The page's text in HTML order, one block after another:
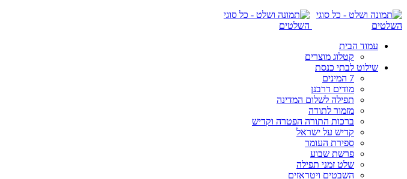
עמוד הבית
קטלוג מוצרים
שילוט לבתי כנסת
7 המינים
מודים דרבנן
תפילה לשלום המדינה
מזמור לתודה
ברכות התורה הפטרה וקדיש
קדיש על ישראל
ספירת העומר
פרשת שבוע
שלט זמני תפילה
השבטים ויטראזים